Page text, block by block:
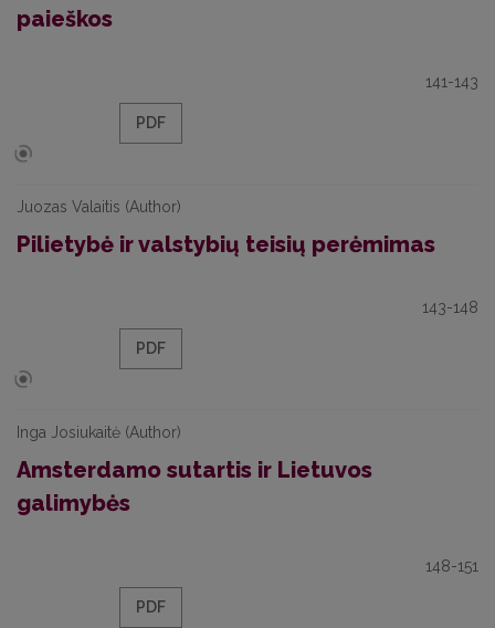
paieškos
141-143
PDF
Juozas Valaitis (Author)
Pilietybė ir valstybių teisių perėmimas
143-148
PDF
Inga Josiukaitė (Author)
Amsterdamo sutartis ir Lietuvos
galimybės
148-151
PDF